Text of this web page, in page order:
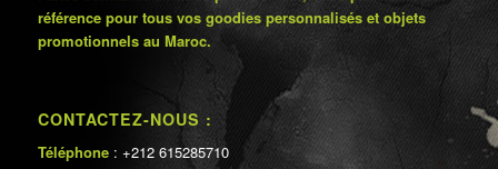
référence pour tous vos goodies personnalisés et objets
promotionnels au Maroc.
CONTACTEZ-NOUS :
Téléphone : +212 615285710